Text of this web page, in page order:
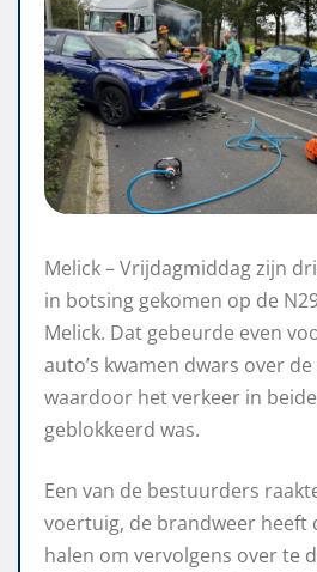
Melick – Vrijdagmiddag zijn
in botsing gekomen op de
Melick. Dat gebeurde even
auto’s kwamen dwars over
waardoor het verkeer in
geblokkeerd was.
Een van de bestuurders
voertuig, de brandweer heeft
halen om vervolgens over te